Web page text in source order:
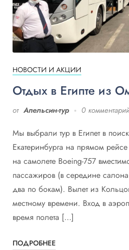
НОВОСТИ И АКЦИИ
Отдых в Египте из
от Апельсин-тур 0
Мы выбрали тур в Египет в
Екатеринбурга на прямом
на самолете Boeing-757
пассажиров (в середине
два по бокам). Вылет из
местному времени. Вход в
время полета […]
ПОДРОБНЕЕ